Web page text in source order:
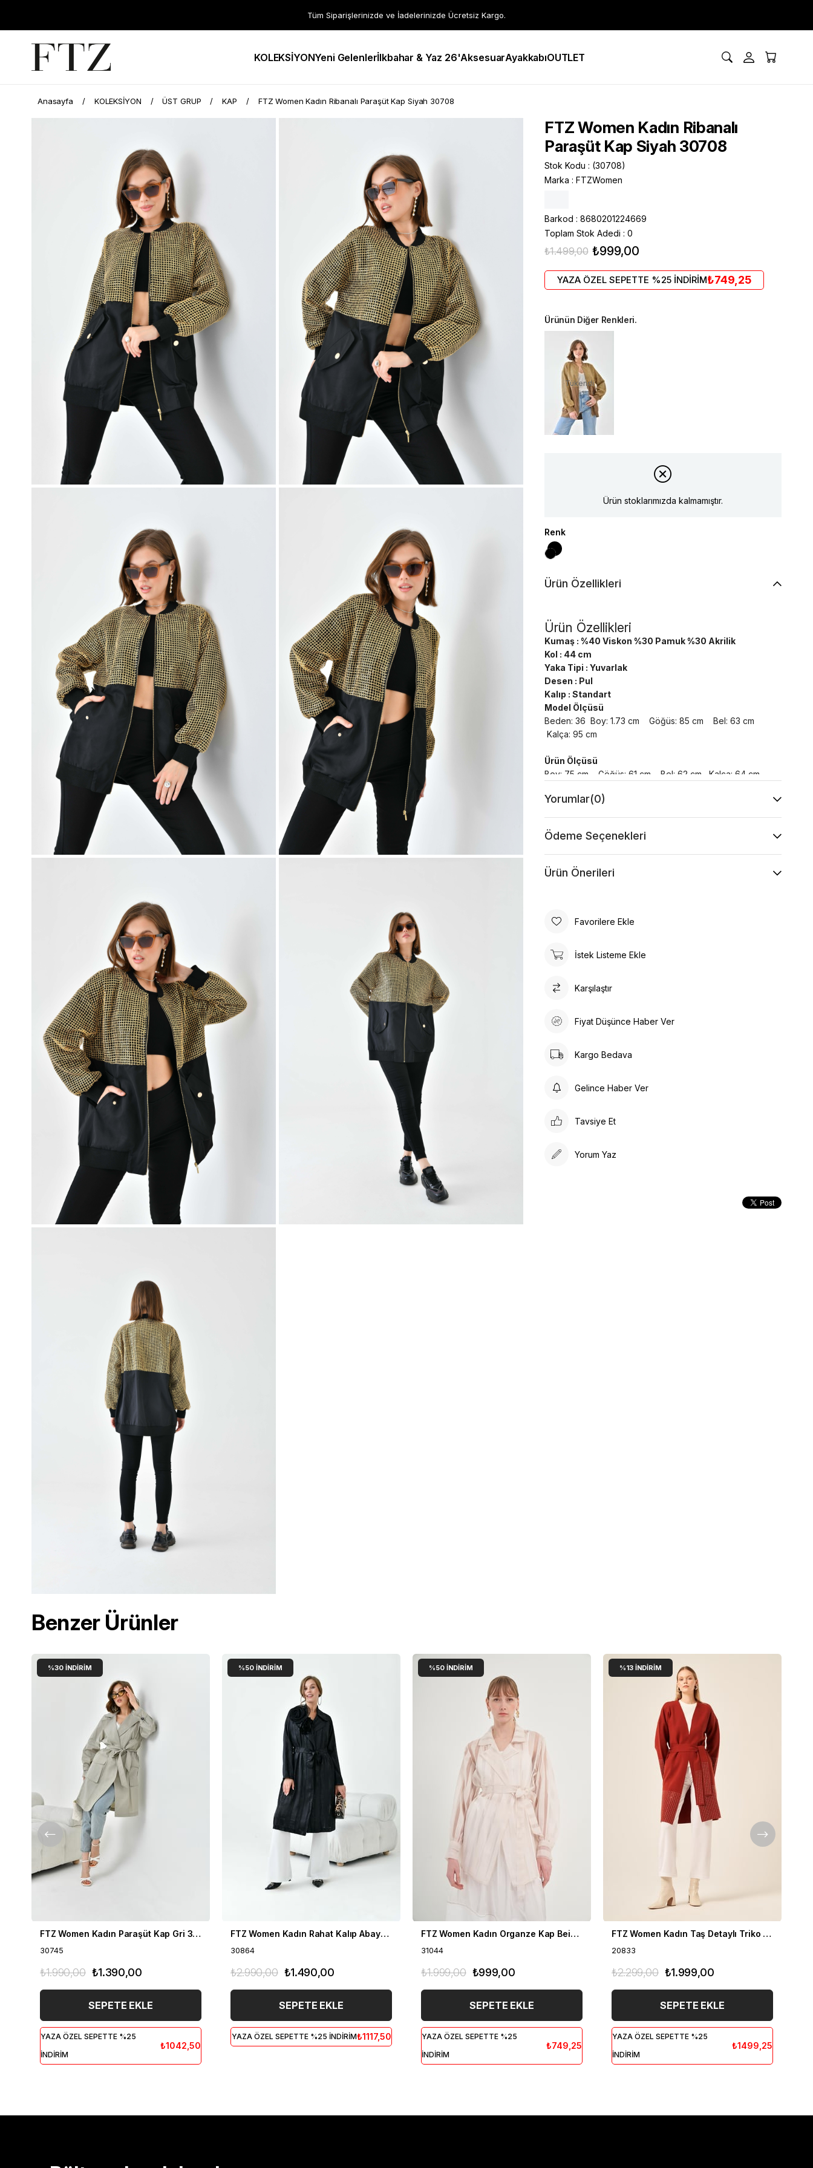
Tüm Siparişlerinizde ve İadelerinizde Ücretsiz Kargo.
KOLEKSİYONYeni Gelenlerİlkbahar & Yaz 26'AksesuarAyakkabıOUTLET
Anasayfa KOLEKSİYON ÜST GRUP KAP FTZ Women Kadın Ribanalı Paraşüt Kap Siyah 30708
FTZ Women Kadın Ribanalı
Paraşüt Kap Siyah 30708
Stok Kodu
(30708)
Marka : FTZWomen
Barkod : 8680201224669
Toplam Stok Adedi : 0
₺1.499,00 ₺999,00
YAZA ÖZEL SEPETTE %25 İNDİRİM₺749,25
Ürünün Diğer Renkleri.
Tükendi
Ürün stoklarımızda kalmamıştır.
Renk
Ürün Özellikleri
Ürün Özellikleri
Kumaş : %40 Viskon %30 Pamuk %30 Akrilik
Kol : 44 cm
Yaka Tipi : Yuvarlak
Desen : Pul
Kalıp : Standart
Model Ölçüsü
Beden: 36 Boy: 1.73 cm Göğüs: 85 cm Bel: 63 cm
Kalça: 95 cm
Ürün Ölçüsü
Boy: 75 cm Göğüs: 61 cm Bel: 62 cm Kalça: 64 cm
Yıkama Talimatı :
Kurutma Makinesinde Kurutulamaz
Çözücü Kullanınız
Yorumlar(0)
Ödeme Seçenekleri
Ürün Önerileri
Favorilere Ekle
İstek Listeme Ekle
Karşılaştır
Fiyat Düşünce Haber Ver
Kargo Bedava
Gelince Haber Ver
Tavsiye Et
Yorum Yaz
Benzer Ürünler
FTZ Women Kadın Paraşüt Kap Gri 30745
30745
₺1.390,00
₺1.990,00
SEPETE EKLE
YAZA ÖZEL SEPETTE %25
İNDİRİM
₺1042,50
%30 İNDIRIM
FTZ Women Kadın Rahat Kalıp Abaya Kap Siyah 30864
30864
₺1.490,00
₺2.990,00
SEPETE EKLE
YAZA ÖZEL SEPETTE %25 İNDİRİM₺1117,50
%50 İNDIRIM
FTZ Women Kadın Organze Kap Beige 31044
31044
₺999,00
₺1.999,00
SEPETE EKLE
YAZA ÖZEL SEPETTE %25
İNDİRİM
₺749,25
%50 İNDIRIM
FTZ Women Kadın Taş Detaylı Triko Hırka Kiremit 20833
20833
₺1.999,00
₺2.299,00
SEPETE EKLE
YAZA ÖZEL SEPETTE %25
İNDİRİM
₺1499,25
%13 İNDIRIM